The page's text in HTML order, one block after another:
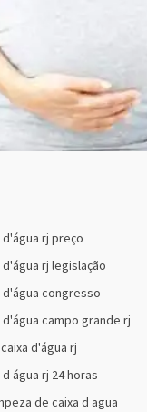
rj preço
rj legislação
congresso
campo grande rj
d'água rj
água rj 24 horas
de caixa d agua